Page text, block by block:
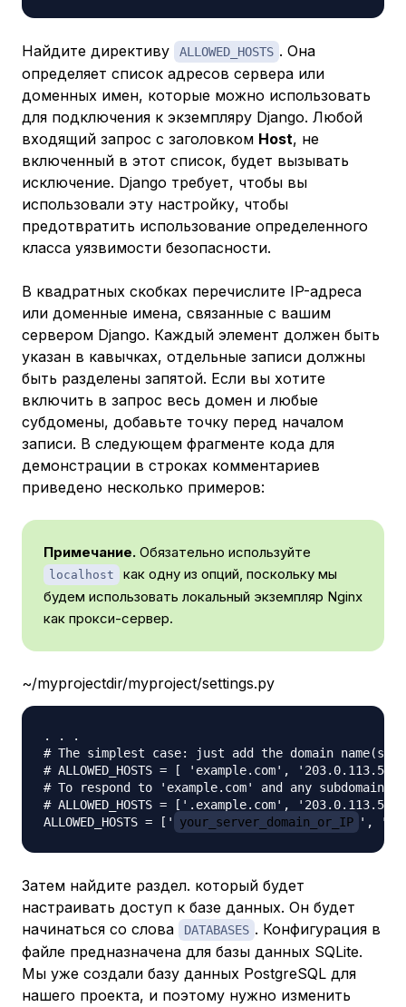
Найдите директиву ALLOWED_HOSTS . Она
определяет список адресов сервера или
доменных имен, которые можно использовать
для подключения к экземпляру Django. Любой
входящий запрос с заголовком Host, не
включенный в этот список, будет вызывать
исключение. Django требует, чтобы вы
использовали эту настройку, чтобы
предотвратить использование определенного
класса уязвимости безопасности.
В квадратных скобках перечислите IP-адреса
или доменные имена, связанные с вашим
сервером Django. Каждый элемент должен быть
указан в кавычках, отдельные записи должны
быть разделены запятой. Если вы хотите
включить в запрос весь домен и любые
субдомены, добавьте точку перед началом
записи. В следующем фрагменте кода для
демонстрации в строках комментариев
приведено несколько примеров:
Примечание. Обязательно используйте
localhost
как одну из опций, поскольку мы
будем использовать локальный экземпляр Nginx
как прокси-сервер.
~/myprojectdir/myproject/settings.py
. . .
# The simplest case: just add the domain name(s)
# ALLOWED_HOSTS = [ 'example.com', '203.0.113.5']
# To respond to 'example.com' and any
# ALLOWED_HOSTS = ['.example.com', '203.0.113.5']
ALLOWED_HOSTS = ['
your_server_domain_or_IP ', '
Затем найдите раздел. который будет
настраивать доступ к базе данных. Он будет
начинаться со слова
DATABASES . Конфигурация в
файле предназначена для базы данных SQLite.
Мы уже создали базу данных PostgreSQL для
нашего проекта, и поэтому нужно изменить